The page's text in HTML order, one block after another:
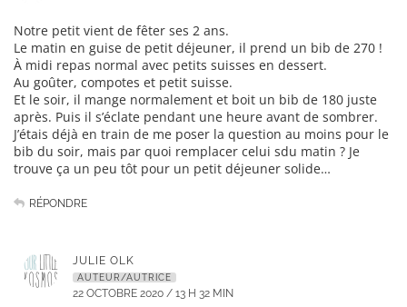
Notre petit vient de fêter ses 2 ans.
Le matin en guise de petit déjeuner, il prend un bib de 270 !
À midi repas normal avec petits suisses en dessert.
Au goûter, compotes et petit suisse.
Et le soir, il mange normalement et boit un bib de 180 juste
après. Puis il s’éclate pendant une heure avant de sombrer.
J’étais déjà en train de me poser la question au moins pour le
bib du soir, mais par quoi remplacer celui sdu matin ? Je
trouve ça un peu tôt pour un petit déjeuner solide…
RÉPONDRE
JULIE OLK
AUTEUR/AUTRICE
22 OCTOBRE 2020 / 13 H 32 MIN